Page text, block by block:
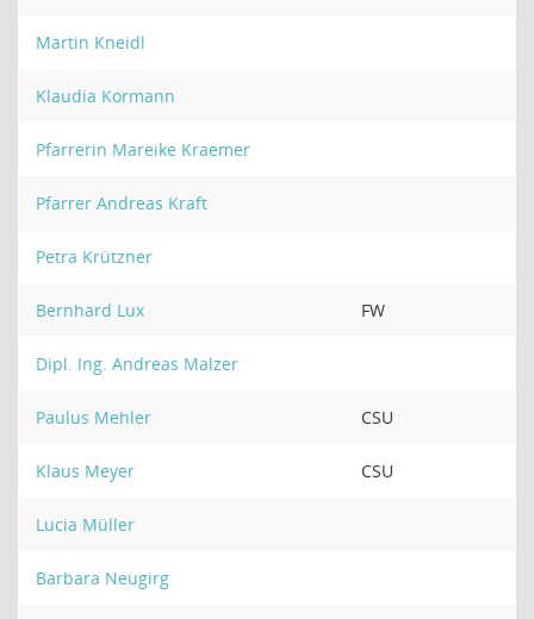
Martin Kneidl
Klaudia Kormann
Pfarrerin Mareike Kraemer
Pfarrer Andreas Kraft
Petra Krützner
Bernhard Lux FW
Dipl. Ing. Andreas Malzer
Paulus Mehler CSU
Klaus Meyer CSU
Lucia Müller
Barbara Neugirg